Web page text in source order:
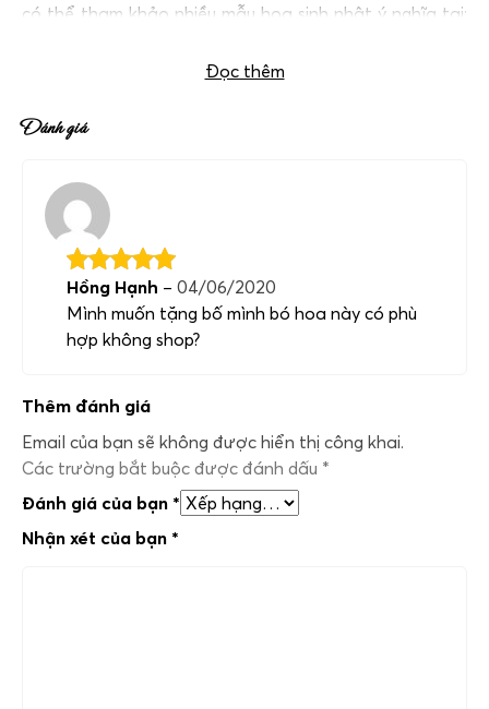
có thể tham khảo nhiều mẫu hoa sinh nhật ý nghĩa tại:
Đọc thêm
Đánh giá
Hồng Hạnh – 04/06/2020
Mình muốn tặng bố mình bó hoa này có phù
hợp không shop?
Thêm đánh giá
Email của bạn sẽ không được hiển thị công khai.
Các trường bắt buộc được đánh dấu *
Đánh giá của bạn *
Nhận xét của bạn *